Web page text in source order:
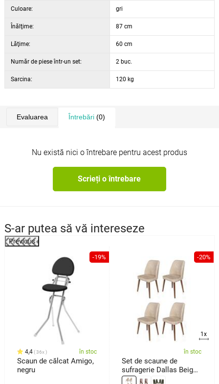
Înălțime șezut
Culoare: gri
Înălţime: 87 cm
Lăţime: 60 cm
Număr de piese într-un set: 2 buc.
Sarcina: 120 kg
Evaluarea Întrebări(0)
Nu există nici o întrebare pentru acest produs
Scrieți o întrebare
S-ar putea să vă intereseze
Previous
-19%
4,4 36x în stoc
Scaun de călcat Amigo,
negru
-20%
1x
în stoc
Set de scaune de
sufragerie Dallas Beige
and Brown, 4 buc.